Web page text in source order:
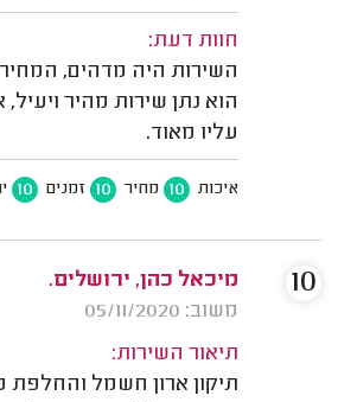
חוות דעת:
השירות היה מדהים,
הוא נתן שירות מהיר
עליו מאוד.
איכות 10 מחיר 10 זמנים 10
מיכאל כהן, ירושלים.
משוב: 05/11/2020
תיאור השירות:
תיקון ארון חשמל
10